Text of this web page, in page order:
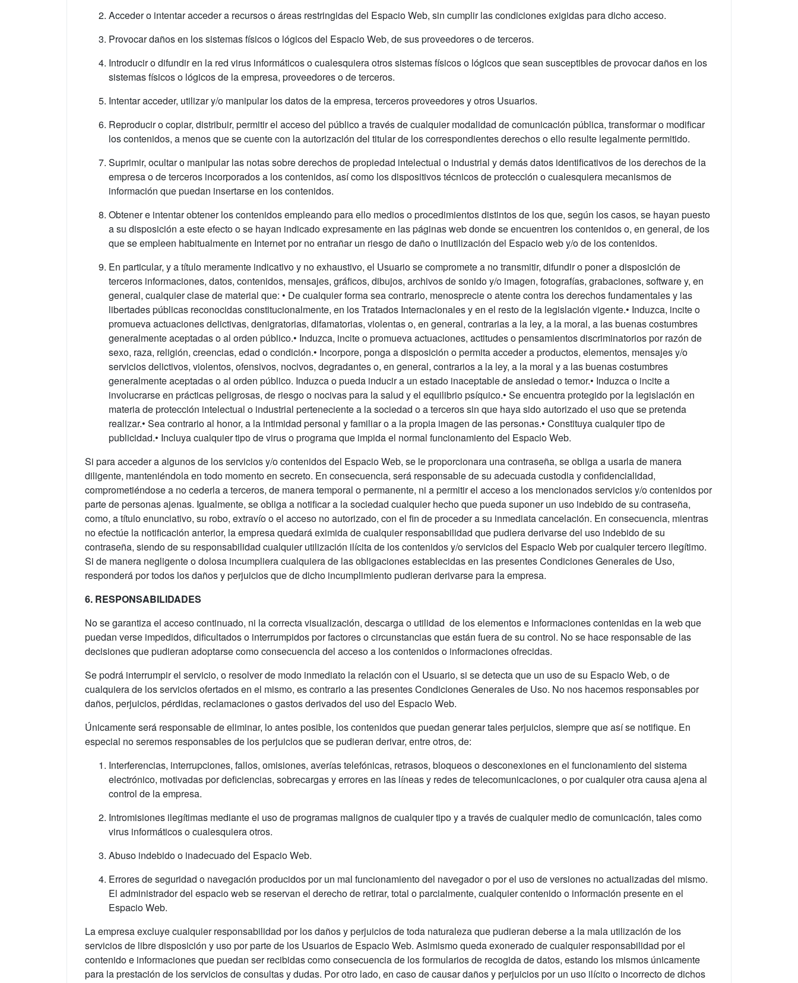
Acceder o intentar acceder a recursos o áreas restringidas del Espacio Web, sin cumplir las condiciones exigidas para dicho acceso.
Provocar daños en los sistemas físicos o lógicos del Espacio Web, de sus proveedores o de terceros.
Introducir o difundir en la red virus informáticos o cualesquiera otros sistemas físicos o lógicos que sean susceptibles de provocar daños en los
sistemas físicos o lógicos de la empresa, proveedores o de terceros.
Intentar acceder, utilizar y/o manipular los datos de la empresa, terceros proveedores y otros Usuarios.
Reproducir o copiar, distribuir, permitir el acceso del público a través de cualquier modalidad de comunicación pública, transformar o modificar
los contenidos, a menos que se cuente con la autorización del titular de los correspondientes derechos o ello resulte legalmente permitido.
Suprimir, ocultar o manipular las notas sobre derechos de propiedad intelectual o industrial y demás datos identificativos de los derechos de la
empresa o de terceros incorporados a los contenidos, así como los dispositivos técnicos de protección o cualesquiera mecanismos de
información que puedan insertarse en los contenidos.
Obtener e intentar obtener los contenidos empleando para ello medios o procedimientos distintos de los que, según los casos, se hayan puesto
a su disposición a este efecto o se hayan indicado expresamente en las páginas web donde se encuentren los contenidos o, en general, de los
que se empleen habitualmente en Internet por no entrañar un riesgo de daño o inutilización del Espacio web y/o de los contenidos.
En particular, y a título meramente indicativo y no exhaustivo, el Usuario se compromete a no transmitir, difundir o poner a disposición de
terceros informaciones, datos, contenidos, mensajes, gráficos, dibujos, archivos de sonido y/o imagen, fotografías, grabaciones, software y, en
general, cualquier clase de material que: • De cualquier forma sea contrario, menosprecie o atente contra los derechos fundamentales y las
libertades públicas reconocidas constitucionalmente, en los Tratados Internacionales y en el resto de la legislación vigente.• Induzca, incite o
promueva actuaciones delictivas, denigratorias, difamatorias, violentas o, en general, contrarias a la ley, a la moral, a las buenas costumbres
generalmente aceptadas o al orden público.• Induzca, incite o promueva actuaciones, actitudes o pensamientos discriminatorios por razón de
sexo, raza, religión, creencias, edad o condición.• Incorpore, ponga a disposición o permita acceder a productos, elementos, mensajes y/o
servicios delictivos, violentos, ofensivos, nocivos, degradantes o, en general, contrarios a la ley, a la moral y a las buenas costumbres
generalmente aceptadas o al orden público. Induzca o pueda inducir a un estado inaceptable de ansiedad o temor.• Induzca o incite a
involucrarse en prácticas peligrosas, de riesgo o nocivas para la salud y el equilibrio psíquico.• Se encuentra protegido por la legislación en
materia de protección intelectual o industrial perteneciente a la sociedad o a terceros sin que haya sido autorizado el uso que se pretenda
realizar.• Sea contrario al honor, a la intimidad personal y familiar o a la propia imagen de las personas.• Constituya cualquier tipo de
publicidad.• Incluya cualquier tipo de virus o programa que impida el normal funcionamiento del Espacio Web.
Si para acceder a algunos de los servicios y/o contenidos del Espacio Web, se le proporcionara una contraseña, se obliga a usarla de manera
diligente, manteniéndola en todo momento en secreto. En consecuencia, será responsable de su adecuada custodia y confidencialidad,
comprometiéndose a no cederla a terceros, de manera temporal o permanente, ni a permitir el acceso a los mencionados servicios y/o contenidos por
parte de personas ajenas. Igualmente, se obliga a notificar a la sociedad cualquier hecho que pueda suponer un uso indebido de su contraseña,
como, a título enunciativo, su robo, extravío o el acceso no autorizado, con el fin de proceder a su inmediata cancelación. En consecuencia, mientras
no efectúe la notificación anterior, la empresa quedará eximida de cualquier responsabilidad que pudiera derivarse del uso indebido de su
contraseña, siendo de su responsabilidad cualquier utilización ilícita de los contenidos y/o servicios del Espacio Web por cualquier tercero ilegítimo.
Si de manera negligente o dolosa incumpliera cualquiera de las obligaciones establecidas en las presentes Condiciones Generales de Uso,
responderá por todos los daños y perjuicios que de dicho incumplimiento pudieran derivarse para la empresa.
6. RESPONSABILIDADES
No se garantiza el acceso continuado, ni la correcta visualización, descarga o utilidad de los elementos e informaciones contenidas en la web que
puedan verse impedidos, dificultados o interrumpidos por factores o circunstancias que están fuera de su control. No se hace responsable de las
decisiones que pudieran adoptarse como consecuencia del acceso a los contenidos o informaciones ofrecidas.
Se podrá interrumpir el servicio, o resolver de modo inmediato la relación con el Usuario, si se detecta que un uso de su Espacio Web, o de
cualquiera de los servicios ofertados en el mismo, es contrario a las presentes Condiciones Generales de Uso. No nos hacemos responsables por
daños, perjuicios, pérdidas, reclamaciones o gastos derivados del uso del Espacio Web.
Únicamente será responsable de eliminar, lo antes posible, los contenidos que puedan generar tales perjuicios, siempre que así se notifique. En
especial no seremos responsables de los perjuicios que se pudieran derivar, entre otros, de:
Interferencias, interrupciones, fallos, omisiones, averías telefónicas, retrasos, bloqueos o desconexiones en el funcionamiento del sistema
electrónico, motivadas por deficiencias, sobrecargas y errores en las líneas y redes de telecomunicaciones, o por cualquier otra causa ajena al
control de la empresa.
Intromisiones ilegítimas mediante el uso de programas malignos de cualquier tipo y a través de cualquier medio de comunicación, tales como
virus informáticos o cualesquiera otros.
Abuso indebido o inadecuado del Espacio Web.
Errores de seguridad o navegación producidos por un mal funcionamiento del navegador o por el uso de versiones no actualizadas del mismo.
El administrador del espacio web se reservan el derecho de retirar, total o parcialmente, cualquier contenido o información presente en el
Espacio Web.
La empresa excluye cualquier responsabilidad por los daños y perjuicios de toda naturaleza que pudieran deberse a la mala utilización de los
servicios de libre disposición y uso por parte de los Usuarios de Espacio Web. Asimismo queda exonerado de cualquier responsabilidad por el
contenido e informaciones que puedan ser recibidas como consecuencia de los formularios de recogida de datos, estando los mismos únicamente
para la prestación de los servicios de consultas y dudas. Por otro lado, en caso de causar daños y perjuicios por un uso ilícito o incorrecto de dichos